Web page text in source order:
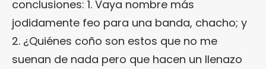
conclusiones: 1. Vaya nombre más
jodidamente feo para una banda, chacho; y
2. ¿Quiénes coño son estos que no me
suenan de nada pero que hacen un llenazo